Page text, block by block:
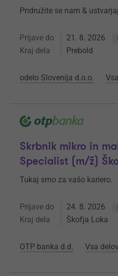
Pridružite se nam &
Prijave do 21. 8. 2026
Kraj dela Prebold
odelo Slovenija d.o.o.
Skrbnik mikro in
Specialist (m/ž)
Tukaj smo za vašo kariero.
Prijave do 24. 8. 2026
Kraj dela Škofja Loka
OTP banka d.d. Vsa